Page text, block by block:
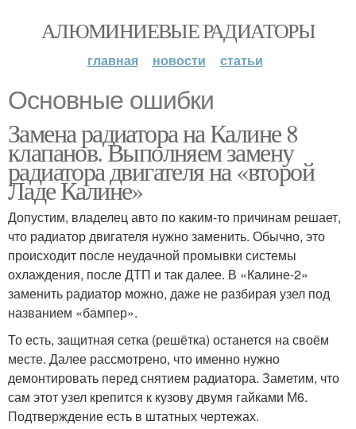
АЛЮМИНИЕВЫЕ РАДИАТОРЫ
главная новости статьи
Основные ошибки
Замена радиатора на Калине 8
клапанов. Выполняем замену
радиатора двигателя на «второй
Ладе Калине»
Допустим, владелец авто по каким-то причинам решает,
что радиатор двигателя нужно заменить. Обычно, это
происходит после неудачной промывки системы
охлаждения, после ДТП и так далее. В «Калине-2»
заменить радиатор можно, даже не разбирая узел под
названием «бампер».
То есть, защитная сетка (решётка) останется на своём
месте. Далее рассмотрено, что именно нужно
демонтировать перед снятием радиатора. Заметим, что
сам этот узел крепится к кузову двумя гайками М6.
Подтверждение есть в штатных чертежах.